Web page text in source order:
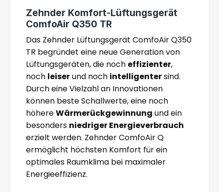
Zehnder Komfort-Lüftungsgerät
ComfoAir Q350 TR
Das Zehnder Lüftungsgerät ComfoAir Q350
TR begründet eine neue Generation von
Lüftungsgeräten, die noch effizienter,
noch leiserund noch intelligentersind.
Durch eine Vielzahl an Innovationen
können beste Schallwerte, eine noch
höhereWärmerückgewinnung und ein
besonders niedriger Energieverbrauch
erzielt werden. Zehnder ComfoAir Q
ermöglicht höchsten Komfort für ein
optimales Raumklima bei maximaler
Energieeffizienz.